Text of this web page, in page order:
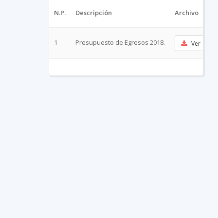
N.P. Descripción Archivo
1 Presupuesto de Egresos 2018. Ver